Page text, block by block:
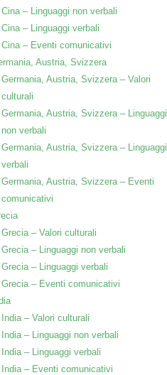
Cina – Linguaggi non verbali
Cina – Linguaggi verbali
Cina – Eventi comunicativi
Austria, Svizzera
Germania, Austria, Svizzera – Valori
culturali
Germania, Austria, Svizzera – Linguaggi
non verbali
Germania, Austria, Svizzera – Linguaggi
verbali
Germania, Austria, Svizzera – Eventi
comunicativi
Grecia – Valori culturali
Grecia – Linguaggi non verbali
Grecia – Linguaggi verbali
Grecia – Eventi comunicativi
India – Valori culturali
India – Linguaggi non verbali
India – Linguaggi verbali
India – Eventi comunicativi